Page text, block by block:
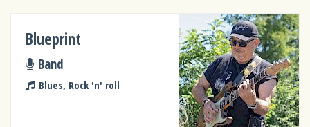
Blueprint
Band
Blues, Rock 'n' roll